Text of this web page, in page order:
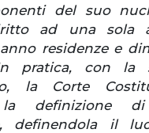
del suo
ad una sola
residenze e
pratica, con la
la Corte
definizione di
definendola il